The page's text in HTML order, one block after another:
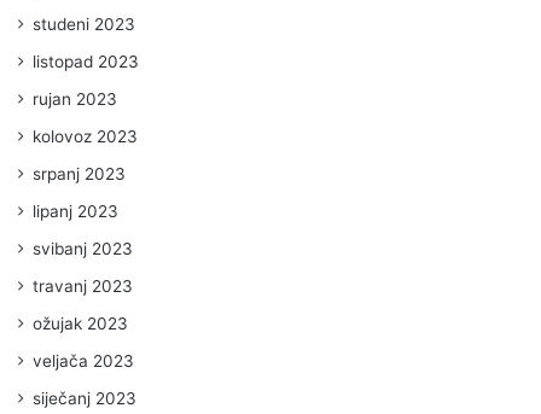
studeni 2023
listopad 2023
rujan 2023
kolovoz 2023
srpanj 2023
lipanj 2023
svibanj 2023
travanj 2023
ožujak 2023
veljača 2023
siječanj 2023